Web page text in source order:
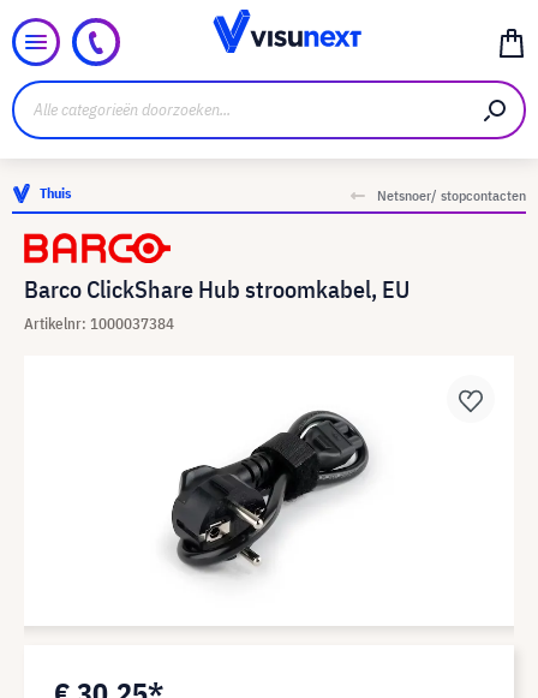
Thuis Netsnoer/ stopcontacten
Barco ClickShare Hub stroomkabel, EU
Artikelnr: 1000037384